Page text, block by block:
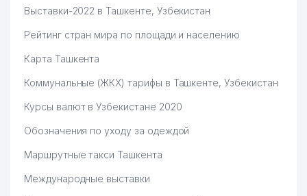
Выставки-2022 в Ташкенте, Узбекистан
Рейтинг стран мира по площади и населению
Карта Ташкента
Коммунальные (ЖКХ) тарифы в Ташкенте, Узбекистан
Курсы валют в Узбекистане 2020
Обозначения по уходу за одеждой
Маршрутные такси Ташкента
Международные выставки